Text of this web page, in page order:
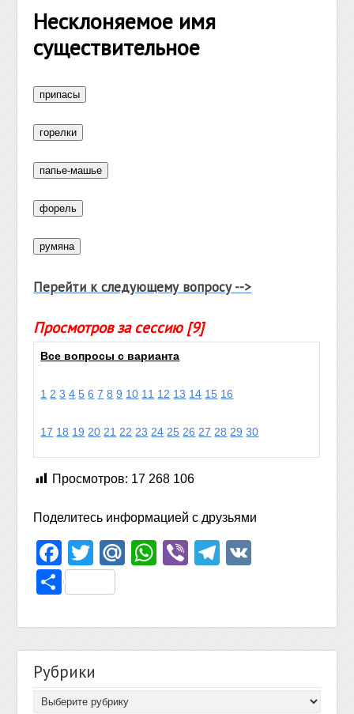
Несклоняемое имя
существительное
Перейти к следующему вопросу -->
Просмотров за сессию [9]
Все вопросы с варианта
1 2 3 4 5 6 7 8 9 10 11 12 13 14 15 16
17 18 19 20 21 22 23 24 25 26 27 28 29 30
Просмотров: 17 268 106
Поделитесь информацией с друзьями
Facebook
TwitterMail.Ru
WhatsApp
ViberTelegram
Отправить
Рубрики